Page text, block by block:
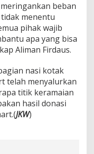
beban
menentu
pihak wajib
apa yang bisa
Aliman Firdaus.
nasi kotak
telah menyalurkan
titik keramaian
hasil donasi
JKW)